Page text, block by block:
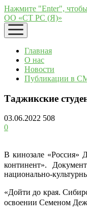
Нажмите "Enter",
ОО «СТ РС (Я)»
открыть
меню
Главная
О нас
Новости
Публикации в
Таджикские
03.06.2022 508
0
В кинозале «Россия»
континент».
национально-
«Дойти до края.
освоении Семеном